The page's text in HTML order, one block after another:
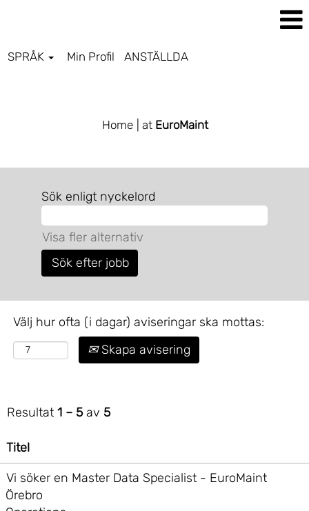
SPRÅK Min Profil ANSTÄLLDA
Home | at EuroMaint
Sök enligt nyckelord
Visa fler alternativ
Välj hur ofta (i dagar) aviseringar ska mottas:
Skapa avisering
Resultat 1 – 5av 5
Titel
Vi söker en Master Data Specialist - EuroMaint
Örebro